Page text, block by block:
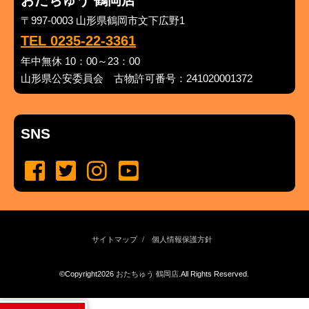
〒997-0003 山形県鶴岡市文下広野1
TEL 0235-22-3361
年中無休 10：00～23：00
山形県公安委員会 古物許可番号：241020001372
SNS
サイトマップ 個人情報保護方針
©Copyright2026 おたちゅう 鶴岡店 .All Rights Reserved.